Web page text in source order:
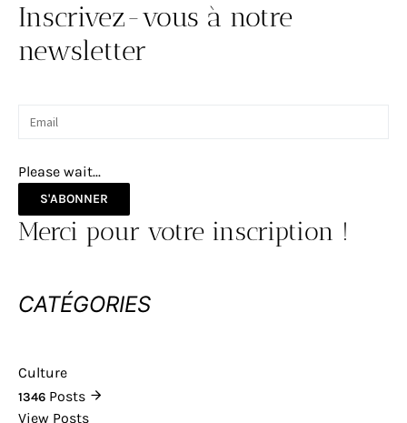
Inscrivez-vous à notre
newsletter
Please wait...
S'ABONNER
Merci pour votre inscription !
CATÉGORIES
Culture
1346 Posts
View Posts